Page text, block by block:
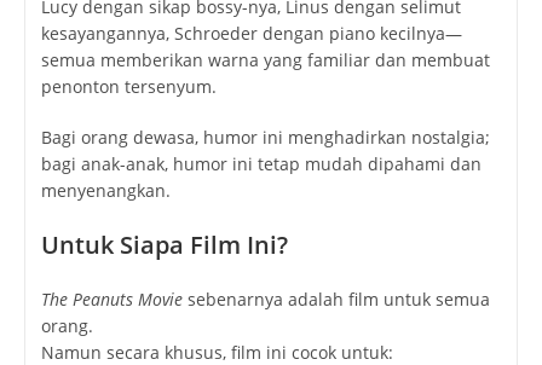
Lucy dengan sikap bossy-nya, Linus dengan selimut
kesayangannya, Schroeder dengan piano kecilnya—
semua memberikan warna yang familiar dan membuat
penonton tersenyum.
Bagi orang dewasa, humor ini menghadirkan nostalgia;
bagi anak-anak, humor ini tetap mudah dipahami dan
menyenangkan.
Untuk Siapa Film Ini?
The Peanuts Moviesebenarnya adalah film untuk semua
orang.
Namun secara khusus, film ini cocok untuk: